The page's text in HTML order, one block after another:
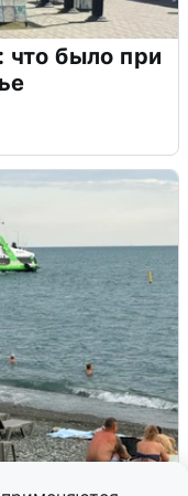
что было при